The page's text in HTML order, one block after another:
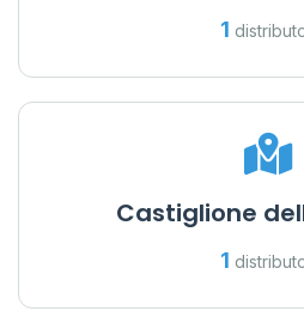
1
Castiglione
1